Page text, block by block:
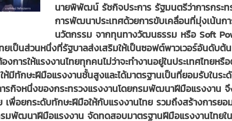
นายพิพัฒน์ รัชกิจประการ รัฐมนตรีว่าการกระท
การพัฒนาประเทศด้วยการขับเคลื่อนที่มุ่งเน้นก
นวัตกรรม จากทุนทางวัฒนธรรม หรือ Soft
ยเป็นส่วนหนึ่งที่รัฐบาลส่งเสริมให้เป็นซอฟต์พาวเวอร์อันดับ
งการให้แรงงานไทยทุกคนไม่ว่าจะทำงานอยู่ในประเทศไทย
มีทักษะฝีมือแรงงานชั้นสูงและได้มาตรฐานเป็นที่ยอมรับในร
รกิจหนึ่งของกระทรวงแรงงานโดยกรมพัฒนาฝีมือแรงงาน
เพื่อยกระดับทักษะฝีมือให้กับแรงงานไทย รวมถึงสร้างการย
รมพัฒนาฝีมือแรงงาน จัดทดสอบมาตรฐานฝีมือแรงงานไทยใ